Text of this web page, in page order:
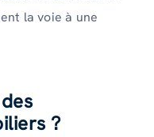
la voie à une
?